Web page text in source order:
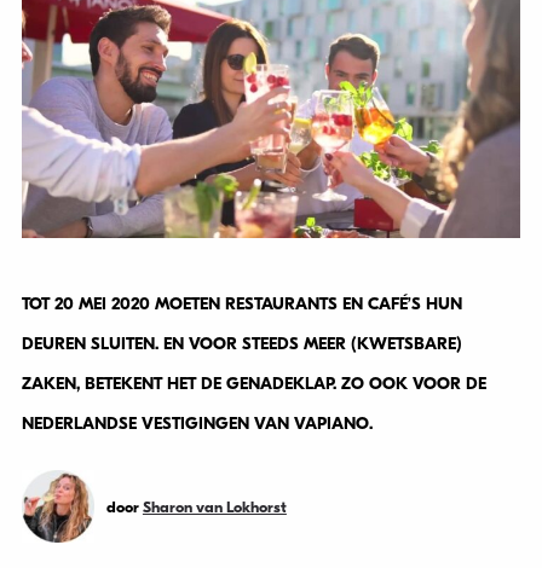
TOT 20 MEI 2020 MOETEN RESTAURANTS EN CAFÉ’S HUN
DEUREN SLUITEN. EN VOOR STEEDS MEER (KWETSBARE)
ZAKEN, BETEKENT HET DE GENADEKLAP. ZO OOK VOOR DE
NEDERLANDSE VESTIGINGEN VAN VAPIANO.
door Sharon van Lokhorst